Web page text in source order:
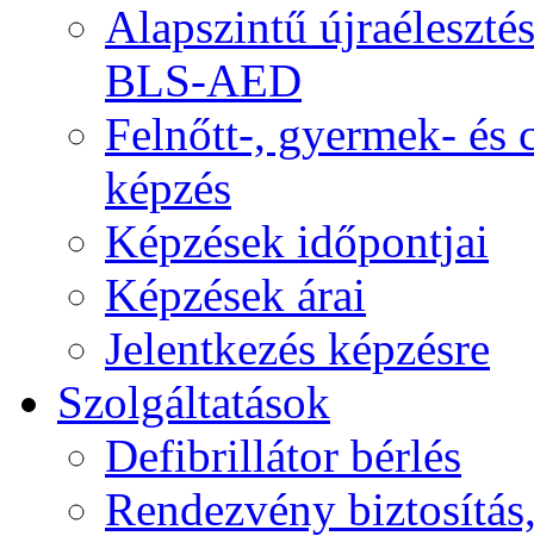
Alapszintű
BLS-AED
Felnőtt-, gyermek- és
képzés
Képzések időpontjai
Képzések árai
Jelentkezés képzésre
Szolgáltatások
Defibrillátor bérlés
Rendezvény